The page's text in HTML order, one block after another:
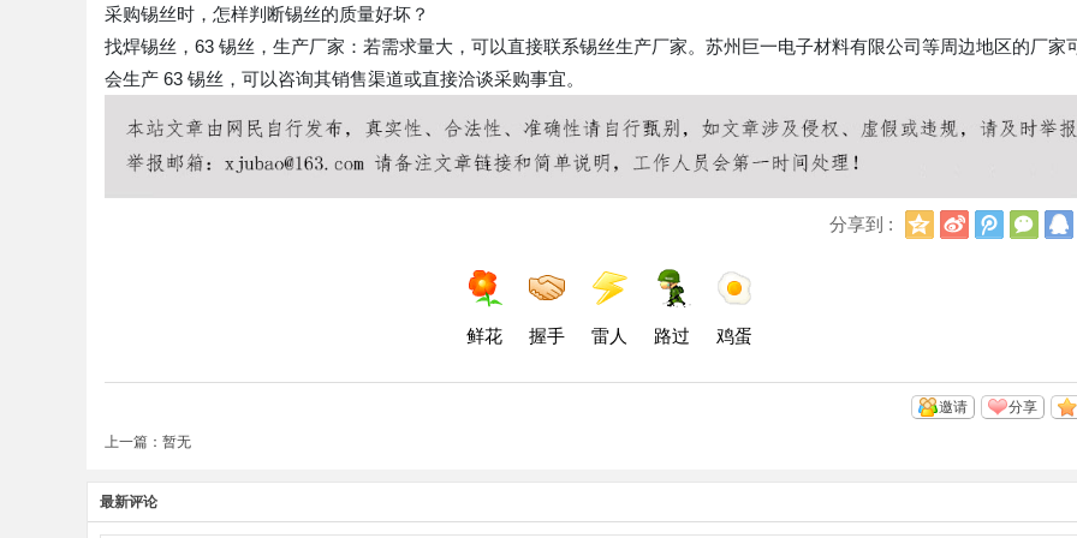
采购锡丝时，怎样判断锡丝的质量好坏？
找焊锡丝，63 锡丝，生产厂家：若需求量大，可以直接联系锡丝生产厂家。苏州巨一电子材料有限公司等周边地区的厂家
会生产 63 锡丝，可以咨询其销售渠道或直接洽谈采购事宜。
分享到 :
Q
新
浪
腾
讯
微
信
鲜花 握手 雷人 路过 鸡蛋
分享
邀请
上一篇：暂无
最新评论